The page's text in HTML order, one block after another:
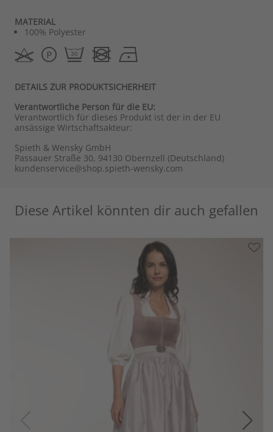
MATERIAL
100% Polyester
DETAILS ZUR PRODUKTSICHERHEIT
Verantwortliche Person für die EU:
Verantwortlich für dieses Produkt ist der in der EU
ansässige Wirtschaftsakteur:
Spieth & Wensky GmbH
Passauer Straße 30, 94130 Obernzell (Deutschland)
kundenservice@shop.spieth-wensky.com
Diese Artikel könnten dir auch gefallen